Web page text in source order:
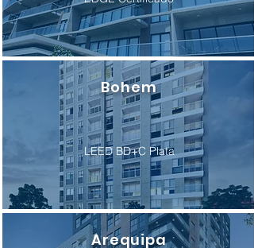
Bohem
LEED BD+C Plata
Arequipa